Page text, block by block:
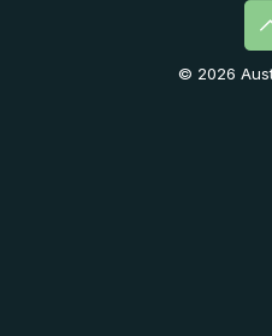
© 2026